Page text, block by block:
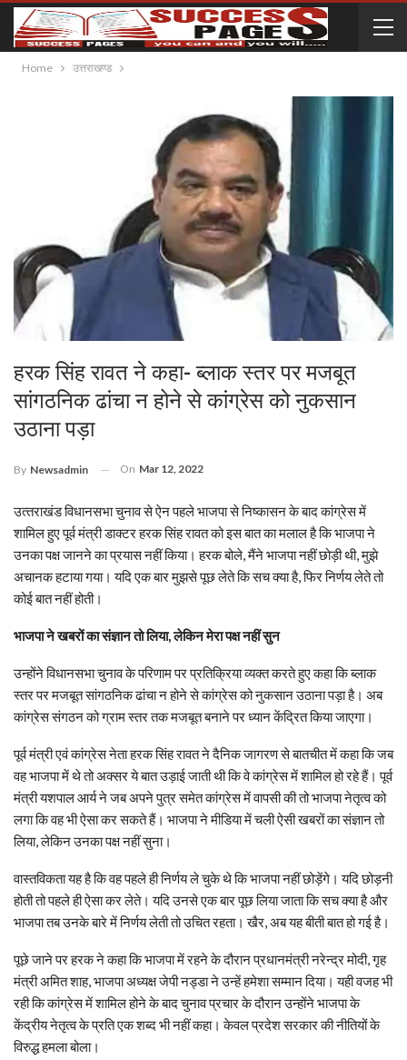
Home उत्तराखण्ड
हरक सिंह रावत ने कहा- ब्लाक स्तर पर मजबूत
सांगठनिक ढांचा न होने से कांग्रेस को नुकसान
उठाना पड़ा
By Newsadmin On Mar 12, 2022
उत्‍तराखंड विधानसभा चुनाव से ऐन पहले भाजपा से निष्कासन के बाद कांग्रेस में
शामिल हुए पूर्व मंत्री डाक्‍टर हरक सिंह रावत को इस बात का मलाल है कि भाजपा ने
उनका पक्ष जानने का प्रयास नहीं किया। हरक बोले, मैंने भाजपा नहीं छोड़ी थी, मुझे
अचानक हटाया गया। यदि एक बार मुझसे पूछ लेते कि सच क्या है, फिर निर्णय लेते तो
कोई बात नहीं होती।
भाजपा ने खबरों का संज्ञान तो लिया, लेकिन मेरा पक्ष नहीं सुन
उन्होंने विधानसभा चुनाव के परिणाम पर प्रतिक्रिया व्यक्त करते हुए कहा कि ब्लाक
स्तर पर मजबूत सांगठनिक ढांचा न होने से कांग्रेस को नुकसान उठाना पड़ा है। अब
कांग्रेस संगठन को ग्राम स्तर तक मजबूत बनाने पर ध्यान केंद्रित किया जाएगा।
पूर्व मंत्री एवं कांग्रेस नेता हरक सिंह रावत ने दैनिक जागरण से बातचीत में कहा कि जब
वह भाजपा में थे तो अक्सर ये बात उड़ाई जाती थी कि वे कांग्रेस में शामिल हो रहे हैं। पूर्व
मंत्री यशपाल आर्य ने जब अपने पुत्र समेत कांग्रेस में वापसी की तो भाजपा नेतृत्व को
लगा कि वह भी ऐसा कर सकते हैं। भाजपा ने मीडिया में चली ऐसी खबरों का संज्ञान तो
लिया, लेकिन उनका पक्ष नहीं सुना।
वास्तविकता यह है कि वह पहले ही निर्णय ले चुके थे कि भाजपा नहीं छोड़ेंगे। यदि छोड़नी
होती तो पहले ही ऐसा कर लेते। यदि उनसे एक बार पूछ लिया जाता कि सच क्या है और
भाजपा तब उनके बारे में निर्णय लेती तो उचित रहता। खैर, अब यह बीती बात हो गई है।
पूछे जाने पर हरक ने कहा कि भाजपा में रहने के दौरान प्रधानमंत्री नरेन्द्र मोदी, गृह
मंत्री अमित शाह, भाजपा अध्यक्ष जेपी नड्डा ने उन्हें हमेशा सम्मान दिया। यही वजह भी
रही कि कांग्रेस में शामिल होने के बाद चुनाव प्रचार के दौरान उन्होंने भाजपा के
केंद्रीय नेतृत्व के प्रति एक शब्द भी नहीं कहा। केवल प्रदेश सरकार की नीतियों के
विरुद्ध हमला बोला।